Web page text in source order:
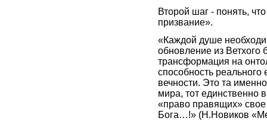
Второй шаг - понять,
призвание».
«Каждой душе
обновление из Ветхого
трансформация на
способность
вечности. Это та
мира, тот единственно
«право правящих»
Бога…!» (Н.Новиков